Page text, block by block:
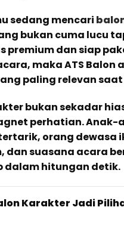
sedang mencari
bukan cuma lucu
premium dan siap
maka ATS Balon
paling relevan saat
bukan sekadar
perhatian. Anak-
orang dewasa
dan suasana acara
dalam hitungan detik.
Karakter Jadi